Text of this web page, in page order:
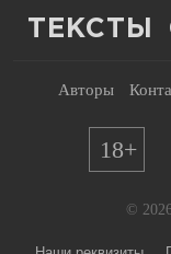
ТЕКСТЫ
Авторы
18+
©